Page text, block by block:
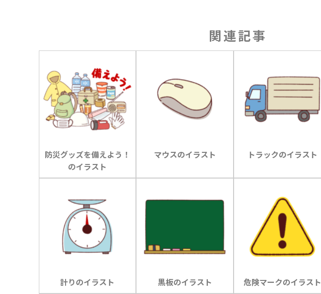
関連記事
防災グッズを備えよう！
のイラスト
マウスのイラスト トラックのイラスト
計りのイラスト 黒板のイラスト 危険マークのイラスト